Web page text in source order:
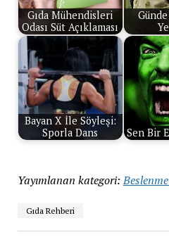
Gıda Mühendisleri
Odası Süt Açıklaması
Bayan X İle Söyleşi:
Sporla Dans
Sen Bir
Yayımlanan kategori:
Gıda Rehberi